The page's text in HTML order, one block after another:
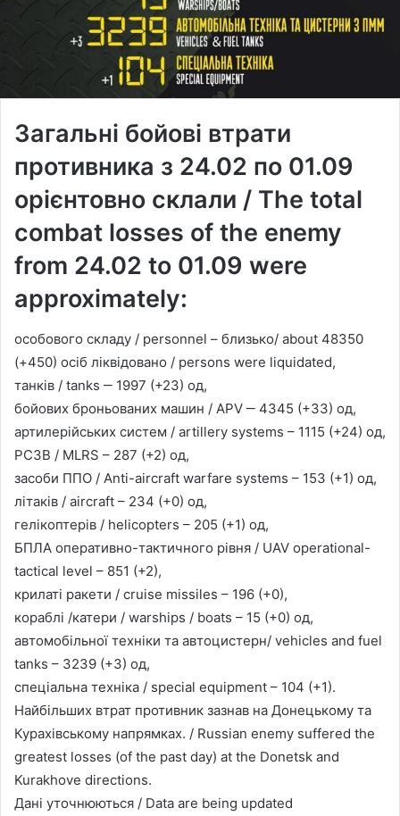
Загальні бойові втрати
противника з 24.02 по 01.09
орієнтовно склали / The total
combat losses of the enemy
from 24.02 to 01.09 were
approximately:
особового складу / personnel – близько/ about 48350
(+450) осіб ліквідовано / persons were liquidated,
танків / tanks ‒ 1997 (+23) од,
бойових броньованих машин / APV ‒ 4345 (+33) од,
артилерійських систем / artillery systems – 1115 (+24) од,
РСЗВ / MLRS – 287 (+2) од,
засоби ППО / Anti-aircraft warfare systems – 153 (+1) од,
літаків / aircraft – 234 (+0) од,
гелікоптерів / helicopters – 205 (+1) од,
БПЛА оперативно-тактичного рівня / UAV operational-
tactical level – 851 (+2),
крилаті ракети / cruise missiles – 196 (+0),
кораблі /катери / warships / boats – 15 (+0) од,
автомобільної техніки та автоцистерн/ vehicles and fuel
tanks – 3239 (+3) од,
спеціальна техніка / special equipment – 104 (+1).
Найбільших втрат противник зазнав на Донецькому та
Курахівському напрямках. / Russian enemy suffered the
greatest losses (of the past day) at the Donetsk and
Kurakhove directions.
Дані уточнюються / Data are being updated